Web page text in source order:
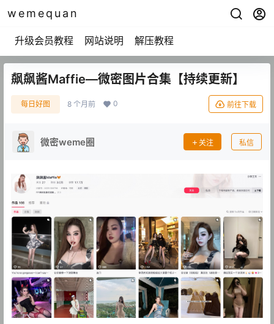
wemequan
升级会员教程 网站说明 解压教程
飙飙酱Maffie—微密图片合集【持续更新】
每日好图 8 个月前 0 前往下载
微密weme圈 关注 私信